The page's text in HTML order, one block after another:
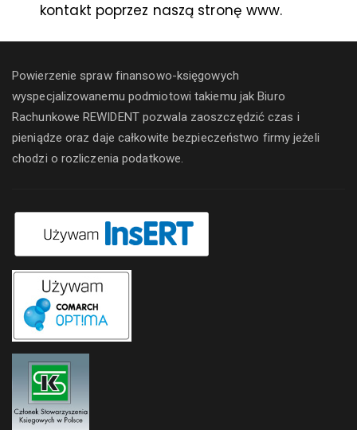
kontakt poprzez naszą stronę www.
Powierzenie spraw finansowo-księgowych
wyspecjalizowanemu podmiotowi takiemu jak Biuro
Rachunkowe REWIDENT pozwala zaoszczędzić czas i
pieniądze oraz daje całkowite bezpieczeństwo firmy jeżeli
chodzi o rozliczenia podatkowe.